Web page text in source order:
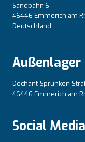
Sandbahn 6
46446 Emmerich am
Deutschland
Außenlager
Dechant-Sprünken-
46446 Emmerich am
Social Media